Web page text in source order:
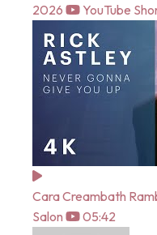
2026
YouTube
Cara Creambath
Salon
05:42